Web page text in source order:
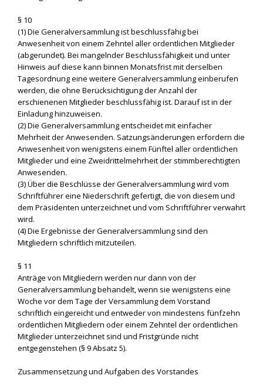
§ 10
(1) Die Generalversammlung ist beschlussfähig bei
Anwesenheit von einem Zehntel aller ordentlichen Mitglieder
(abgerundet). Bei mangelnder Beschlussfähigkeit und unter
Hinweis auf diese kann binnen Monatsfrist mit derselben
Tagesordnung eine weitere Generalversammlung einberufen
werden, die ohne Berücksichtigung der Anzahl der
erschienenen Mitglieder beschlussfähig ist. Darauf ist in der
Einladung hinzuweisen.
(2) Die Generalversammlung entscheidet mit einfacher
Mehrheit der Anwesenden. Satzungsänderungen erfordern die
Anwesenheit von wenigstens einem Fünftel aller ordentlichen
Mitglieder und eine Zweidrittelmehrheit der stimmberechtigten
Anwesenden.
(3) Über die Beschlüsse der Generalversammlung wird vom
Schriftführer eine Niederschrift gefertigt, die von diesem und
dem Präsidenten unterzeichnet und vom Schriftführer verwahrt
wird.
(4) Die Ergebnisse der Generalversammlung sind den
Mitgliedern schriftlich mitzuteilen.
§ 11
Anträge von Mitgliedern werden nur dann von der
Generalversammlung behandelt, wenn sie wenigstens eine
Woche vor dem Tage der Versammlung dem Vorstand
schriftlich eingereicht und entweder von mindestens fünfzehn
ordentlichen Mitgliedern oder einem Zehntel der ordentlichen
Mitglieder unterzeichnet sind und Fristgründe nicht
entgegenstehen (§ 9 Absatz 5).
Zusammensetzung und Aufgaben des Vorstandes